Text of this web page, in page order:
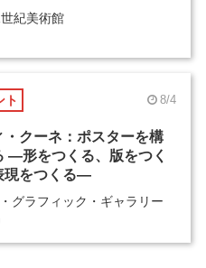
紀美術館
ト 8/4
・クーネ：ポスターを構
―形をつくる、版をつく
現をつくる―
グラフィック・ギャラリー